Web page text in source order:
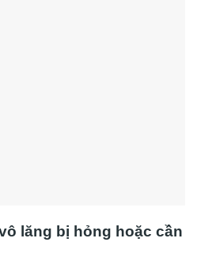
lăng bị hỏng hoặc cần